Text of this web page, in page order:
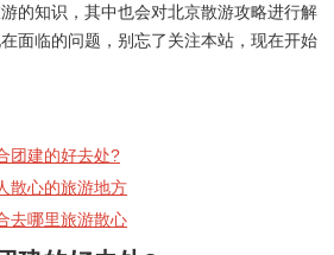
的知识，其中也会对北京散游攻略进行解
面临的问题，别忘了关注本站，现在开始
团建的好去处?
散心的旅游地方
去哪里旅游散心